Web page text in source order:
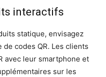
interactifs
statique, envisagez
codes QR. Les clients
avec leur smartphone et
sur les